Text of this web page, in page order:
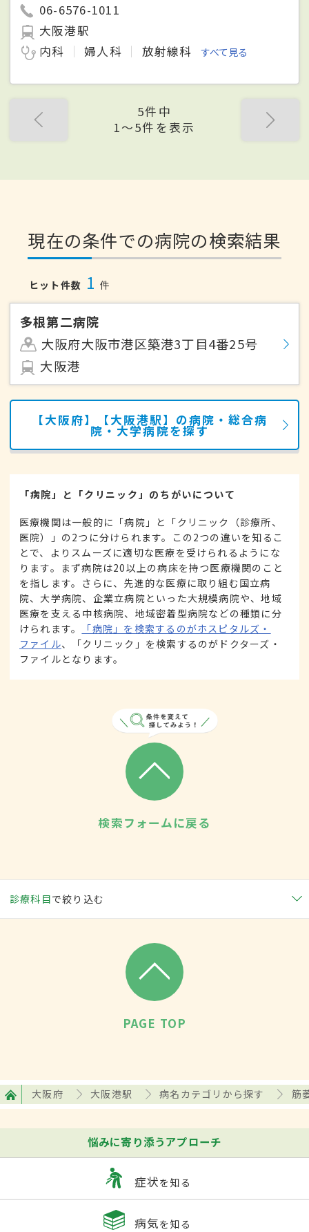
06-6576-1011
大阪港駅
内科
婦人科 放射線科 すべて見る
5件中
1〜5件を表示
現在の条件での病院の検索結果
ヒット件数 1 件
多根第二病院
大阪府大阪市港区築港3丁目4番25号
大阪港
【大阪府】【大阪港駅】の病院・総合病
院・大学病院を探す
「病院」と「クリニック」のちがいについて
医療機関は一般的に「病院」と「クリニック（診療所、
医院）」の2つに分けられます。この2つの違いを知るこ
とで、よりスムーズに適切な医療を受けられるようにな
ります。まず病院は20以上の病床を持つ医療機関のこと
を指します。さらに、先進的な医療に取り組む国立病
院、大学病院、企業立病院といった大規模病院や、地域
医療を支える中核病院、地域密着型病院などの種類に分
けられます。
「病院」を検索するのがホスピタルズ・
ファイル、「クリニック」を検索するのがドクターズ・
ファイルとなります。
検索フォームに戻る
診療科目で絞り込む
PAGE TOP
大阪府 大阪港駅 病名カテゴリから探す 筋
悩みに寄り添うアプローチ
症状を知る
病気を知る